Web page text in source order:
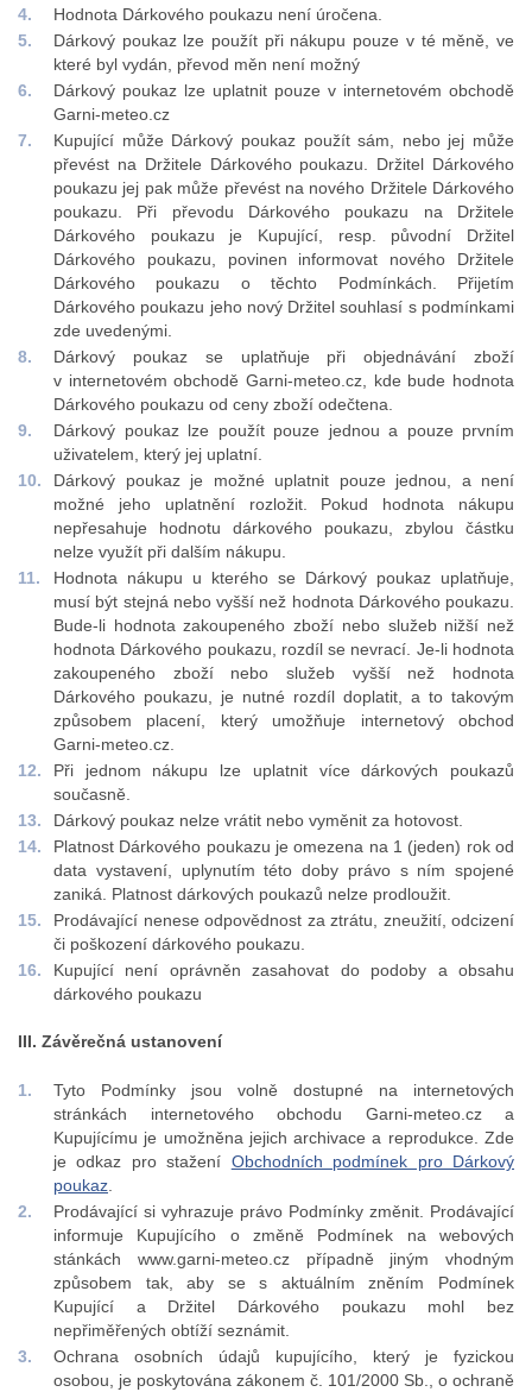
Hodnota Dárkového poukazu není úročena.
Dárkový poukaz lze použít při nákupu pouze v té měně, ve
které byl vydán, převod měn není možný
Dárkový poukaz lze uplatnit pouze v internetovém obchodě
Garni-meteo.cz
Kupující může Dárkový poukaz použít sám, nebo jej může
převést na Držitele Dárkového poukazu. Držitel Dárkového
poukazu jej pak může převést na nového Držitele Dárkového
poukazu. Při převodu Dárkového poukazu na Držitele
Dárkového poukazu je Kupující, resp. původní Držitel
Dárkového poukazu, povinen informovat nového Držitele
Dárkového poukazu o těchto Podmínkách. Přijetím
Dárkového poukazu jeho nový Držitel souhlasí s podmínkami
zde uvedenými.
Dárkový poukaz se uplatňuje při objednávání zboží
v internetovém obchodě Garni-meteo.cz, kde bude hodnota
Dárkového poukazu od ceny zboží odečtena.
Dárkový poukaz lze použít pouze jednou a pouze prvním
uživatelem, který jej uplatní.
Dárkový poukaz je možné uplatnit pouze jednou, a není
možné jeho uplatnění rozložit. Pokud hodnota nákupu
nepřesahuje hodnotu dárkového poukazu, zbylou částku
nelze využít při dalším nákupu.
Hodnota nákupu u kterého se Dárkový poukaz uplatňuje,
musí být stejná nebo vyšší než hodnota Dárkového poukazu.
Bude-li hodnota zakoupeného zboží nebo služeb nižší než
hodnota Dárkového poukazu, rozdíl se nevrací. Je-li hodnota
zakoupeného zboží nebo služeb vyšší než hodnota
Dárkového poukazu, je nutné rozdíl doplatit, a to takovým
způsobem placení, který umožňuje internetový obchod
Garni-meteo.cz.
Při jednom nákupu lze uplatnit více dárkových poukazů
současně.
Dárkový poukaz nelze vrátit nebo vyměnit za hotovost.
Platnost Dárkového poukazu je omezena na 1 (jeden) rok od
data vystavení, uplynutím této doby právo s ním spojené
zaniká. Platnost dárkových poukazů nelze prodloužit.
Prodávající nenese odpovědnost za ztrátu, zneužití, odcizení
či poškození dárkového poukazu.
Kupující není oprávněn zasahovat do podoby a obsahu
dárkového poukazu
III. Závěrečná ustanovení
Tyto Podmínky jsou volně dostupné na internetových
stránkách internetového obchodu Garni-meteo.cz a
Kupujícímu je umožněna jejich archivace a reprodukce. Zde
je odkaz pro stažení Obchodních podmínek pro Dárkový
poukaz
Prodávající si vyhrazuje právo Podmínky změnit. Prodávající
informuje Kupujícího o změně Podmínek na webových
stánkách www.garni-meteo.cz případně jiným vhodným
způsobem tak, aby se s aktuálním zněním Podmínek
Kupující a Držitel Dárkového poukazu mohl bez
nepřiměřených obtíží seznámit.
Ochrana osobních údajů kupujícího, který je fyzickou
osobou, je poskytována zákonem č. 101/2000 Sb., o ochraně